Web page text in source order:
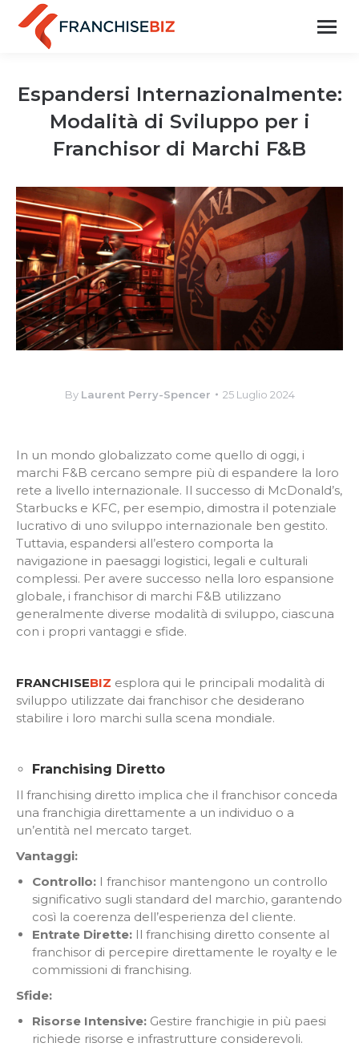
Espandersi Internazionalmente:
Modalità di Sviluppo per i
Franchisor di Marchi F&B
By Laurent Perry-Spencer 25 Luglio 2024
In un mondo globalizzato come quello di oggi, i
marchi F&B cercano sempre più di espandere la loro
rete a livello internazionale. Il successo di McDonald’s,
Starbucks e KFC, per esempio, dimostra il potenziale
lucrativo di uno sviluppo internazionale ben gestito.
Tuttavia, espandersi all’estero comporta la
navigazione in paesaggi logistici, legali e culturali
complessi. Per avere successo nella loro espansione
globale, i franchisor di marchi F&B utilizzano
generalmente diverse modalità di sviluppo, ciascuna
con i propri vantaggi e sfide.
FRANCHISEBIZ esplora qui le principali modalità di
sviluppo utilizzate dai franchisor che desiderano
stabilire i loro marchi sulla scena mondiale.
Franchising Diretto
Il franchising diretto implica che il franchisor conceda
una franchigia direttamente a un individuo o a
un’entità nel mercato target.
Vantaggi:
Controllo: I franchisor mantengono un controllo
significativo sugli standard del marchio, garantendo
così la coerenza dell’esperienza del cliente.
Entrate Dirette: Il franchising diretto consente al
franchisor di percepire direttamente le royalty e le
commissioni di franchising.
Sfide:
Risorse Intensive: Gestire franchigie in più paesi
richiede risorse e infrastrutture considerevoli.